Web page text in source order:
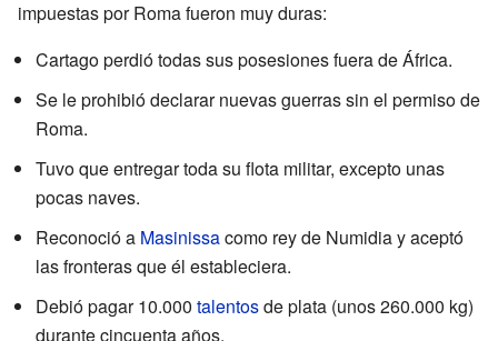
impuestas por Roma fueron muy duras:
Cartago perdió todas sus posesiones fuera de África.
Se le prohibió declarar nuevas guerras sin el permiso de
Roma.
Tuvo que entregar toda su flota militar, excepto unas
pocas naves.
Reconoció a Masinissacomo rey de Numidia y aceptó
las fronteras que él estableciera.
Debió pagar 10.000 talentosde plata (unos 260.000 kg)
durante cincuenta años.